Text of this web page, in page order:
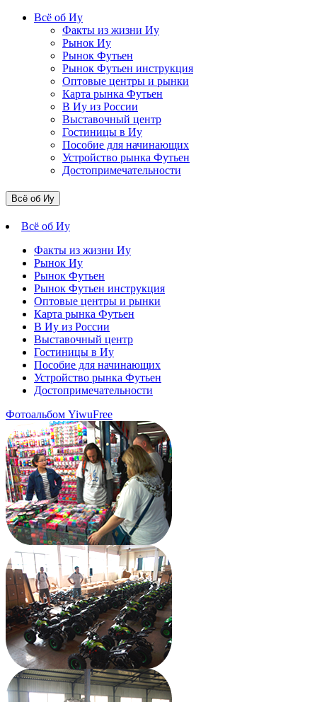
Всё об Иу
Факты из жизни Иу
Рынок Иу
Рынок Футьен
Рынок Футьен инструкция
Оптовые центры и рынки
Карта рынка Футьен
В Иу из России
Выставочный центр
Гостиницы в Иу
Пособие для начинающих
Устройство рынка Футьен
Достопримечательности
Всё об Иу
Всё об Иу
Факты из жизни Иу
Рынок Иу
Рынок Футьен
Рынок Футьен инструкция
Оптовые центры и рынки
Карта рынка Футьен
В Иу из России
Выставочный центр
Гостиницы в Иу
Пособие для начинающих
Устройство рынка Футьен
Достопримечательности
Фотоальбом YiwuFree